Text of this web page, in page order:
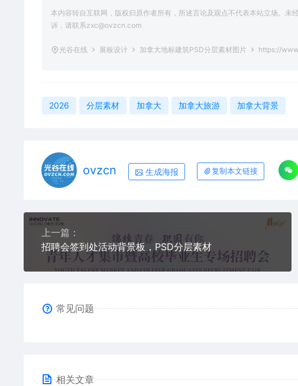
本内容转自互联网，版权归原作者所有，所述言论及观点不代表本站立场。
诉，请联系zxc@ovzcn.com
光谷在线 展板设计 加拿大地标建筑PSD分层素材图片 https://
2026 分层素材 加拿大 加拿大旅游 加拿大背景
ovzcn 生成海报 复制本文链接
上一篇：
招聘会签到处活动背景板，PSD分层素材
常见问题
相关文章